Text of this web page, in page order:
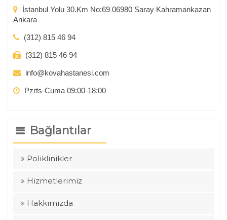
İstanbul Yolu 30.Km No:69 06980 Saray Kahramankazan
Ankara
(312) 815 46 94
(312) 815 46 94
info@kovahastanesi.com
Pzrts-Cuma 09:00-18:00
Bağlantılar
Poliklinikler
Hizmetlerimiz
Hakkımızda